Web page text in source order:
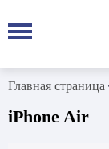
Главная страница
iPhone Air